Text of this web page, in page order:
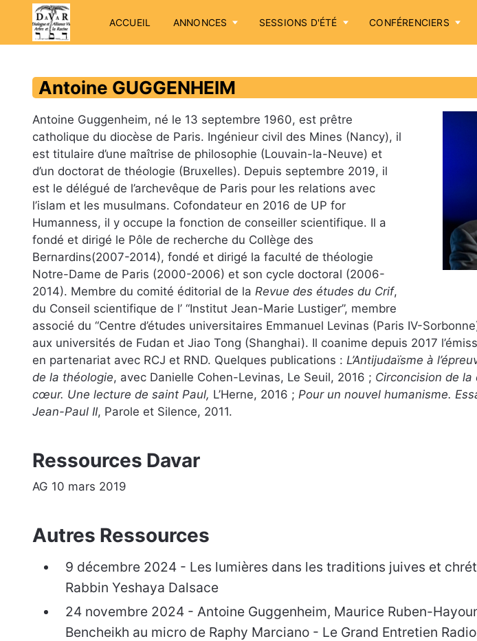
ACCUEIL ANNONCES SESSIONS D'ÉTÉ CONFÉRENCIERS
Antoine GUGGENHEIM
Antoine Guggenheim, né le 13 septembre 1960, est prêtre
catholique du diocèse de Paris. Ingénieur civil des Mines (Nancy), il
est titulaire d’une maîtrise de philosophie (Louvain-la-Neuve) et
d’un doctorat de théologie (Bruxelles). Depuis septembre 2019, il
est le délégué de l’archevêque de Paris pour les relations avec
l’islam et les musulmans. Cofondateur en 2016 de UP for
Humanness, il y occupe la fonction de conseiller scientifique. Il a
fondé et dirigé le Pôle de recherche du Collège des
Bernardins(2007-2014), fondé et dirigé la faculté de théologie
Notre-Dame de Paris (2000-2006) et son cycle doctoral (2006-
2014). Membre du comité éditorial de la Revue des études du Crif,
du Conseil scientifique de l’ “Institut Jean-Marie Lustiger”, membre
associé du “Centre d’études universitaires Emmanuel Levinas (Paris IV-
aux universités de Fudan et Jiao Tong (Shanghai). Il coanime depuis 2017
en partenariat avec RCJ et RND. Quelques publications : L’Antijudaïsme à
de la théologie, avec Danielle Cohen-Levinas, Le Seuil, 2016 ; Circoncision de la
cœur. Une lecture de saint Paul, L’Herne, 2016 ; Pour un nouvel humanisme.
Jean-Paul II, Parole et Silence, 2011.
Ressources Davar
AG 10 mars 2019
Autres Ressources
9 décembre 2024 - Les lumières dans les traditions juives et
Rabbin Yeshaya Dalsace
24 novembre 2024 - Antoine Guggenheim, Maurice Ruben-
Bencheikh au micro de Raphy Marciano - Le Grand Entretien
Sessions
Aller